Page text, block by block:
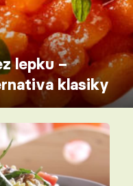
lepku –
klasiky